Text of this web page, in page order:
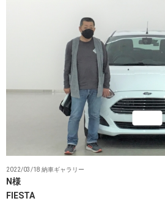
2022/03/18 納車ギャラリー
N様
FIESTA